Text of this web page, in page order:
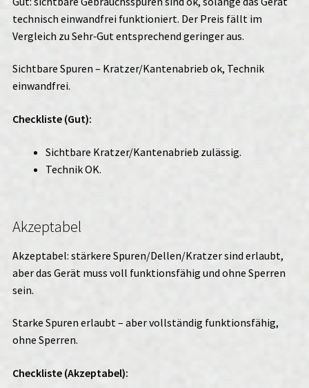
technisch einwandfrei funktioniert. Der Preis fällt im
Vergleich zu Sehr‑Gut entsprechend geringer aus.
Sichtbare Spuren – Kratzer/Kantenabrieb ok, Technik
einwandfrei.
Checkliste (Gut):
Sichtbare Kratzer/Kantenabrieb zulässig.
Technik OK.
Akzeptabel
Akzeptabel: stärkere Spuren/Dellen/Kratzer sind erlaubt,
aber das Gerät muss voll funktionsfähig und ohne Sperren
sein.
Starke Spuren erlaubt – aber vollständig funktionsfähig,
ohne Sperren.
Checkliste (Akzeptabel):